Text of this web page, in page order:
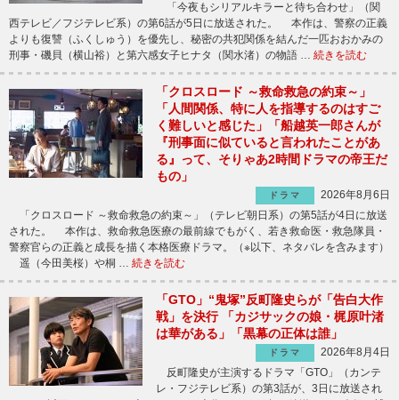
「今夜もシリアルキラーと待ち合わせ」（関
西テレビ／フジテレビ系）の第6話が5日に放送された。 本作は、警察の正義
よりも復讐（ふくしゅう）を優先し、秘密の共犯関係を結んだ一匹おおかみの
刑事・磯貝（横山裕）と第六感女子ヒナタ（関水渚）の物語 … 続きを読む
「クロスロード ～救命救急の約束～」
「人間関係、特に人を指導するのはすご
く難しいと感じた」「船越英一郎さんが
『刑事面に似ていると言われたことがあ
る』って、そりゃあ2時間ドラマの帝王だ
もの」
ドラマ
2026年8月6日
「クロスロード ～救命救急の約束～」（テレビ朝日系）の第5話が4日に放送
された。 本作は、救命救急医療の最前線でもがく、若き救命医・救急隊員・
警察官らの正義と成長を描く本格医療ドラマ。（※以下、ネタバレを含みます）
遥（今田美桜）や桐 … 続きを読む
「GTO」“鬼塚”反町隆史らが「告白大作
戦」を決行 「カジサックの娘・梶原叶渚
は華がある」「黒幕の正体は誰」
ドラマ
2026年8月4日
反町隆史が主演するドラマ「GTO」（カンテ
レ・フジテレビ系）の第3話が、3日に放送され